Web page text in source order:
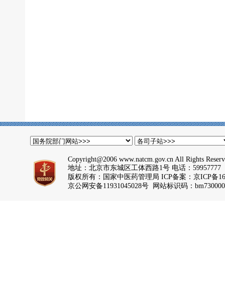
Copyright@2006 www.natcm.gov.cn All Rights
地址：北京市东城区工体西路1号 电话：59957777
版权所有：国家中医药管理局 ICP备案： 京ICP备
京公网安备11931045028号 网站标识码：